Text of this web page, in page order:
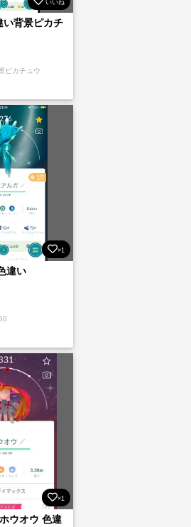
いいね
い背景ピカチ
ピカチュウ
×1
違い
×1
ウオウ 色違